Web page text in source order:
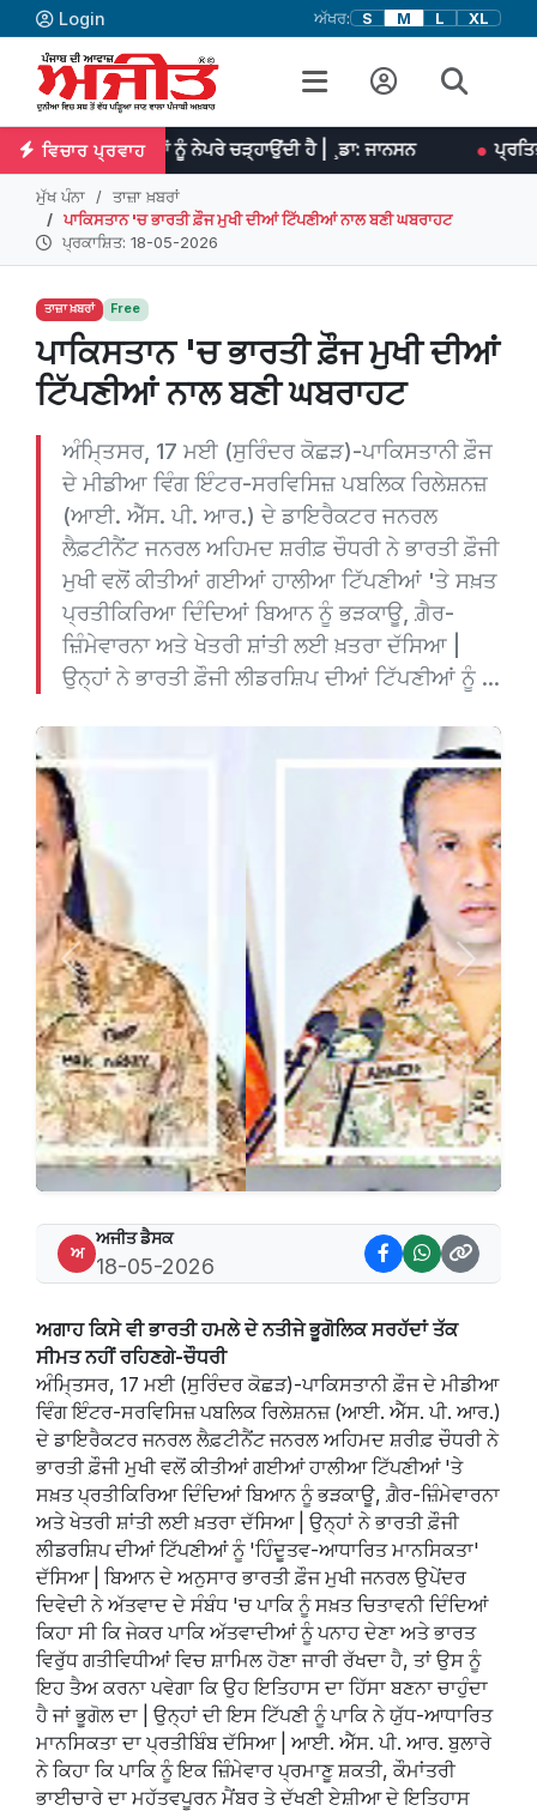
Login ਅੱਖਰ: S M L XL
ਵਿਚਾਰ ਪ੍ਰਵਾਹ
ਨੂੰ ਨੇਪਰੇ ਚੜ੍ਹਾਉਂਦੀ ਹੈ | ¸ਡਾ: ਜਾਨਸਨ ਪ੍ਰਤਿਭਾ ਮਹਾਨ ਕੰਮਾਂ
ਮੁੱਖ ਪੰਨਾ
ਤਾਜ਼ਾ ਖ਼ਬਰਾਂ
ਪਾਕਿਸਤਾਨ 'ਚ ਭਾਰਤੀ ਫ਼ੌਜ ਮੁਖੀ ਦੀਆਂ ਟਿੱਪਣੀਆਂ ਨਾਲ ਬਣੀ ਘਬਰਾਹਟ
ਪ੍ਰਕਾਸ਼ਿਤ: 18-05-2026
ਤਾਜ਼ਾ ਖ਼ਬਰਾਂ Free
ਪਾਕਿਸਤਾਨ 'ਚ ਭਾਰਤੀ ਫ਼ੌਜ ਮੁਖੀ ਦੀਆਂ
ਟਿੱਪਣੀਆਂ ਨਾਲ ਬਣੀ ਘਬਰਾਹਟ
ਅੰਮਿ੍ਤਸਰ, 17 ਮਈ (ਸੁਰਿੰਦਰ ਕੋਛੜ)-ਪਾਕਿਸਤਾਨੀ ਫ਼ੌਜ
ਦੇ ਮੀਡੀਆ ਵਿੰਗ ਇੰਟਰ-ਸਰਵਿਸਿਜ਼ ਪਬਲਿਕ ਰਿਲੇਸ਼ਨਜ਼
(ਆਈ. ਐੱਸ. ਪੀ. ਆਰ.) ਦੇ ਡਾਇਰੈਕਟਰ ਜਨਰਲ
ਲੈਫ਼ਟੀਨੈਂਟ ਜਨਰਲ ਅਹਿਮਦ ਸ਼ਰੀਫ਼ ਚੌਧਰੀ ਨੇ ਭਾਰਤੀ ਫ਼ੌਜੀ
ਮੁਖੀ ਵਲੋਂ ਕੀਤੀਆਂ ਗਈਆਂ ਹਾਲੀਆ ਟਿੱਪਣੀਆਂ 'ਤੇ ਸਖ਼ਤ
ਪ੍ਰਤੀਕਿਰਿਆ ਦਿੰਦਿਆਂ ਬਿਆਨ ਨੂੰ ਭੜਕਾਊ, ਗ਼ੈਰ-
ਜ਼ਿੰਮੇਵਾਰਨਾ ਅਤੇ ਖੇਤਰੀ ਸ਼ਾਂਤੀ ਲਈ ਖ਼ਤਰਾ ਦੱਸਿਆ |
ਉਨ੍ਹਾਂ ਨੇ ਭਾਰਤੀ ਫ਼ੌਜੀ ਲੀਡਰਸ਼ਿਪ ਦੀਆਂ ਟਿੱਪਣੀਆਂ ਨੂੰ ...
Previous Next
ਅ
ਅਜੀਤ ਡੈਸਕ
18-05-2026
ਅਗਾਹ ਕਿਸੇ ਵੀ ਭਾਰਤੀ ਹਮਲੇ ਦੇ ਨਤੀਜੇ ਭੂਗੋਲਿਕ ਸਰਹੱਦਾਂ ਤੱਕ
ਸੀਮਤ ਨਹੀਂ ਰਹਿਣਗੇ-ਚੌਧਰੀ
ਅੰਮਿ੍ਤਸਰ, 17 ਮਈ (ਸੁਰਿੰਦਰ ਕੋਛੜ)-ਪਾਕਿਸਤਾਨੀ ਫ਼ੌਜ ਦੇ ਮੀਡੀਆ
ਵਿੰਗ ਇੰਟਰ-ਸਰਵਿਸਿਜ਼ ਪਬਲਿਕ ਰਿਲੇਸ਼ਨਜ਼ (ਆਈ. ਐੱਸ. ਪੀ. ਆਰ.)
ਦੇ ਡਾਇਰੈਕਟਰ ਜਨਰਲ ਲੈਫ਼ਟੀਨੈਂਟ ਜਨਰਲ ਅਹਿਮਦ ਸ਼ਰੀਫ਼ ਚੌਧਰੀ ਨੇ
ਭਾਰਤੀ ਫ਼ੌਜੀ ਮੁਖੀ ਵਲੋਂ ਕੀਤੀਆਂ ਗਈਆਂ ਹਾਲੀਆ ਟਿੱਪਣੀਆਂ 'ਤੇ
ਸਖ਼ਤ ਪ੍ਰਤੀਕਿਰਿਆ ਦਿੰਦਿਆਂ ਬਿਆਨ ਨੂੰ ਭੜਕਾਊ, ਗ਼ੈਰ-ਜ਼ਿੰਮੇਵਾਰਨਾ
ਅਤੇ ਖੇਤਰੀ ਸ਼ਾਂਤੀ ਲਈ ਖ਼ਤਰਾ ਦੱਸਿਆ | ਉਨ੍ਹਾਂ ਨੇ ਭਾਰਤੀ ਫ਼ੌਜੀ
ਲੀਡਰਸ਼ਿਪ ਦੀਆਂ ਟਿੱਪਣੀਆਂ ਨੂੰ 'ਹਿੰਦੂਤਵ-ਆਧਾਰਿਤ ਮਾਨਸਿਕਤਾ'
ਦੱਸਿਆ | ਬਿਆਨ ਦੇ ਅਨੁਸਾਰ ਭਾਰਤੀ ਫ਼ੌਜ ਮੁਖੀ ਜਨਰਲ ਉਪੇਂਦਰ
ਦਿਵੇਦੀ ਨੇ ਅੱਤਵਾਦ ਦੇ ਸੰਬੰਧ 'ਚ ਪਾਕਿ ਨੂੰ ਸਖ਼ਤ ਚਿਤਾਵਨੀ ਦਿੰਦਿਆਂ
ਕਿਹਾ ਸੀ ਕਿ ਜੇਕਰ ਪਾਕਿ ਅੱਤਵਾਦੀਆਂ ਨੂੰ ਪਨਾਹ ਦੇਣਾ ਅਤੇ ਭਾਰਤ
ਵਿਰੁੱਧ ਗਤੀਵਿਧੀਆਂ ਵਿਚ ਸ਼ਾਮਿਲ ਹੋਣਾ ਜਾਰੀ ਰੱਖਦਾ ਹੈ, ਤਾਂ ਉਸ ਨੂੰ
ਇਹ ਤੈਅ ਕਰਨਾ ਪਵੇਗਾ ਕਿ ਉਹ ਇਤਿਹਾਸ ਦਾ ਹਿੱਸਾ ਬਣਨਾ ਚਾਹੁੰਦਾ
ਹੈ ਜਾਂ ਭੂਗੋਲ ਦਾ | ਉਨ੍ਹਾਂ ਦੀ ਇਸ ਟਿੱਪਣੀ ਨੂੰ ਪਾਕਿ ਨੇ ਯੁੱਧ-ਆਧਾਰਿਤ
ਮਾਨਸਿਕਤਾ ਦਾ ਪ੍ਰਤੀਬਿੰਬ ਦੱਸਿਆ | ਆਈ. ਐੱਸ. ਪੀ. ਆਰ. ਬੁਲਾਰੇ
ਨੇ ਕਿਹਾ ਕਿ ਪਾਕਿ ਨੂੰ ਇਕ ਜ਼ਿੰਮੇਵਾਰ ਪ੍ਰਮਾਣੂ ਸ਼ਕਤੀ, ਕੌਮਾਂਤਰੀ
ਭਾਈਚਾਰੇ ਦਾ ਮਹੱਤਵਪੂਰਨ ਮੈਂਬਰ ਤੇ ਦੱਖਣੀ ਏਸ਼ੀਆ ਦੇ ਇਤਿਹਾਸ